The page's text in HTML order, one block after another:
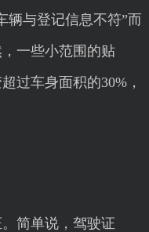
辆与登记信息不符”而
一些小范围的贴
过车身面积的30%，
简单说，驾驶证